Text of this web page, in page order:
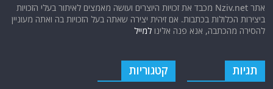
אתר Nziv.net מכבד את זכויות היוצרים ועושה מאמצים לאיתור בעלי הזכויות
ביצירות הכלולות בכתבות. אם זיהית יצירה שאתה בעל הזכויות בה ואתה מעוניין
להסירה מהכתבה, אנא פנה אלינולמייל
תגיות קטגוריות